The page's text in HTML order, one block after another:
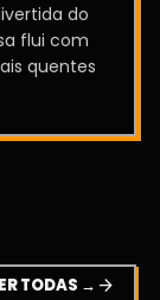
do
flui com
quentes
TODAS → arrow_forward